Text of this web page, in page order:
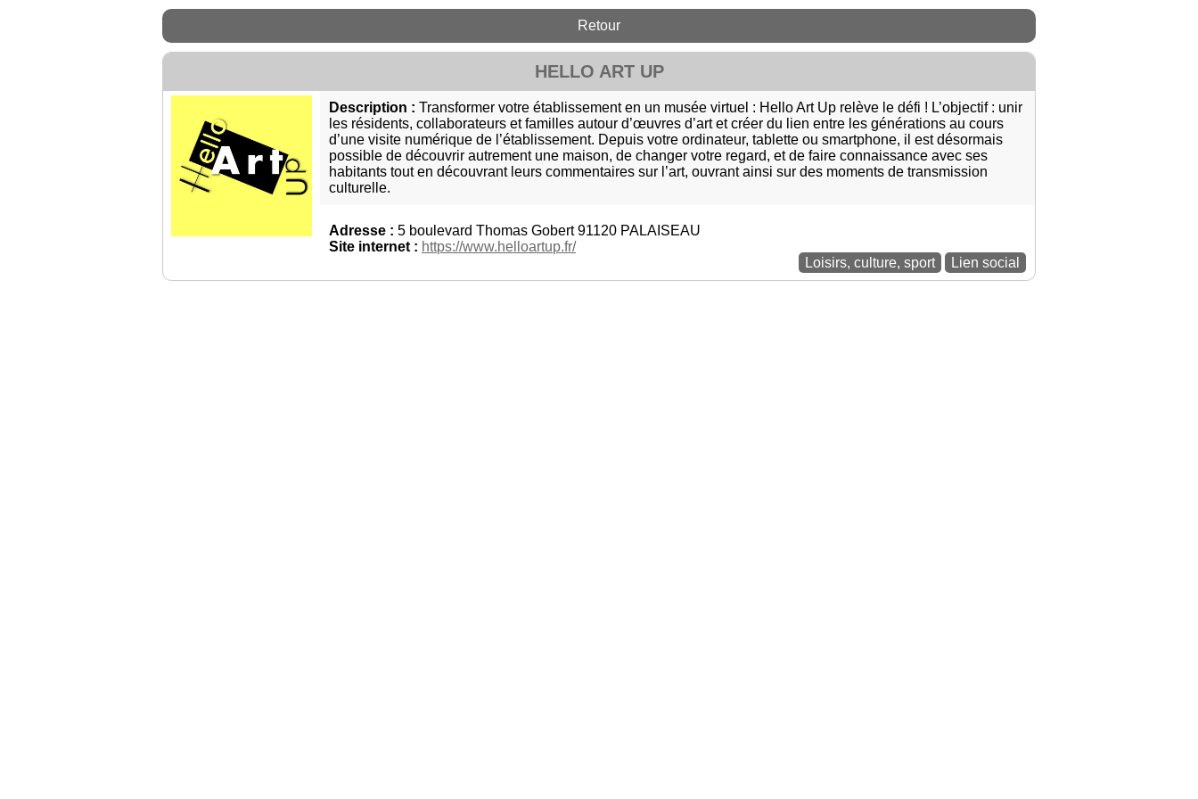
Retour
HELLO ART UP
Description : Transformer votre établissement en un musée virtuel : Hello Art Up relève le défi ! L’objectif : unir
les résidents, collaborateurs et familles autour d’œuvres d’art et créer du lien entre les générations au cours
d’une visite numérique de l’établissement. Depuis votre ordinateur, tablette ou smartphone, il est désormais
possible de découvrir autrement une maison, de changer votre regard, et de faire connaissance avec ses
habitants tout en découvrant leurs commentaires sur l’art, ouvrant ainsi sur des moments de transmission
culturelle.
Adresse : 5 boulevard Thomas Gobert 91120 PALAISEAU
Site internet : https://www.helloartup.fr/
Loisirs, culture, sport
Lien social